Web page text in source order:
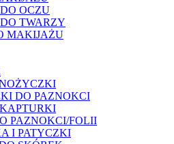
OCZU
TWARZY
MAKIJAŻU
DO PAZNOKCI
PAZNOKCI/FOLII
I PATYCZKI